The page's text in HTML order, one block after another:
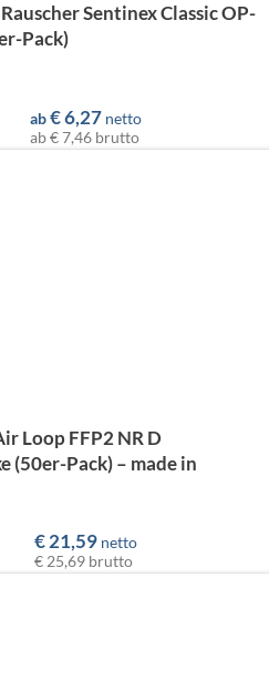
Sentinex Classic OP-
Pack)
ab €6,27 netto
ab€ 7,46 brutto
Loop FFP2 NR D
(50er-Pack) – made in
€21,59 netto
€ 25,69 brutto